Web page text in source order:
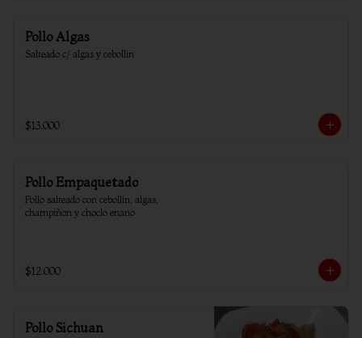
Pollo Algas
Salteado c/ algas y cebollin
$13.000
Pollo Empaquetado
Pollo salteado con cebollín, algas,
champiñon y choclo enano
$12.000
Pollo Sichuan